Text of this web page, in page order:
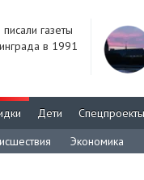
газеты
в 1991
Дети Спецпроекты
Экономика